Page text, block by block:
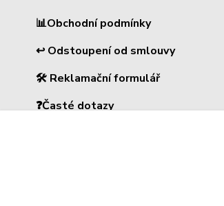
📊Obchodní podmínky
↩ Odstoupení od smlouvy
🛠 Reklamační formulář
❓Časté dotazy